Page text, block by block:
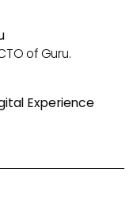
of Guru.
Experience